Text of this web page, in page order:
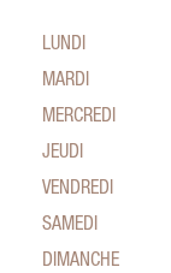
LUNDI
MARDI
MERCREDI
JEUDI
VENDREDI
SAMEDI
DIMANCHE